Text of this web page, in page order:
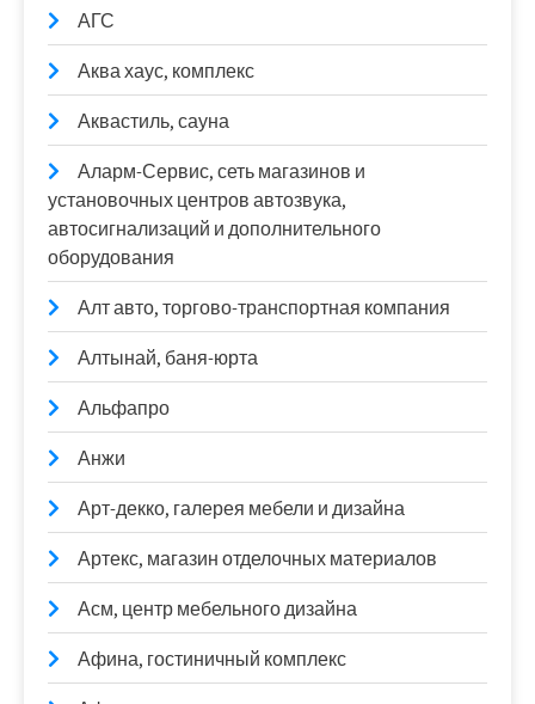
АГС
Аква хаус, комплекс
Аквастиль, сауна
Аларм-Сервис, сеть магазинов и
установочных центров автозвука,
автосигнализаций и дополнительного
оборудования
Алт авто, торгово-транспортная компания
Алтынай, баня-юрта
Альфапро
Анжи
Арт-декко, галерея мебели и дизайна
Артекс, магазин отделочных материалов
Асм, центр мебельного дизайна
Афина, гостиничный комплекс